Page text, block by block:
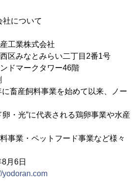
社について
業株式会社
区みなとみらい二丁目2番1号
クタワー46階
畜産飼料事業を始めて以来、ノー
代表される鶏卵事業や水産
ットフード事業など様々
6日
yodoran.com